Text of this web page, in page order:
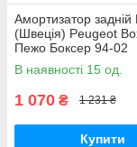
Амортизатор задній
(Швеція) Peugeot
Пежо Боксер 94-02
#RS280985
В наявності 15 од.
1 070 ₴ 1 231 ₴
Купити